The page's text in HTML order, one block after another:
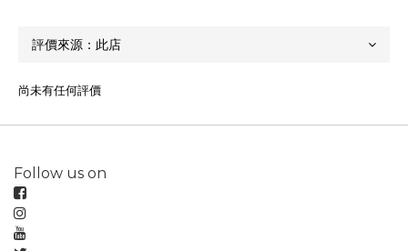
尚未有任何評價
Follow us on